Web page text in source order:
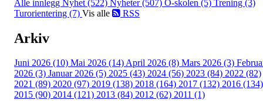
Alle innlegg Nyhet (522) Nyheter (507) O-skolen (5) Trening (3)
Turorientering (7) Vis alle RSS
Arkiv
Juni 2026 (10) Mai 2026 (14)April 2026 (8) Mars 2026 (3)
2026 (3) Januar 2026 (5) 2025 (43) 2024 (56) 2023 (84) 2022 (82)
2021 (89) 2020 (97) 2019 (138) 2018 (164) 2017 (132) 2016 (134)
2015 (90) 2014 (121) 2013 (84) 2012 (62) 2011 (1)